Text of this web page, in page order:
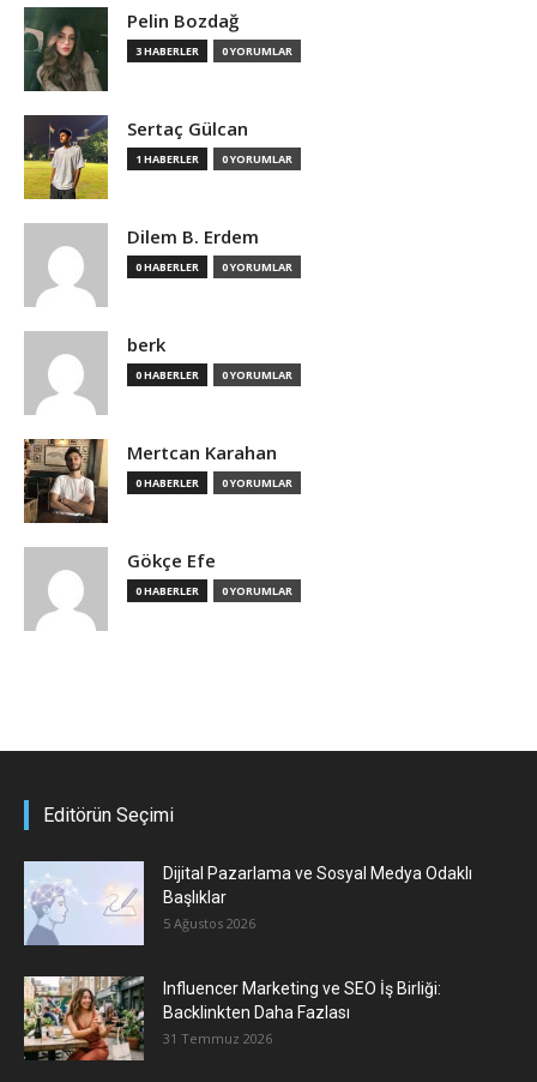
Pelin Bozdağ
3 HABERLER 0 YORUMLAR
Sertaç Gülcan
1 HABERLER 0 YORUMLAR
Dilem B. Erdem
0 HABERLER 0 YORUMLAR
berk
0 HABERLER 0 YORUMLAR
Mertcan Karahan
0 HABERLER 0 YORUMLAR
Gökçe Efe
0 HABERLER 0 YORUMLAR
Editörün Seçimi
Dijital Pazarlama ve Sosyal Medya Odaklı
Başlıklar
5 Ağustos 2026
Influencer Marketing ve SEO İş Birliği:
Backlinkten Daha Fazlası
31 Temmuz 2026